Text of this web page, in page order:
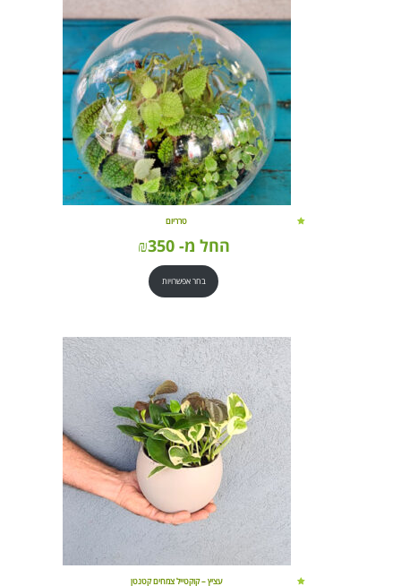
טרריום
החל מ- ₪350
בחר אפשרויות
עציץ – קוקטייל צמחים קטנטן